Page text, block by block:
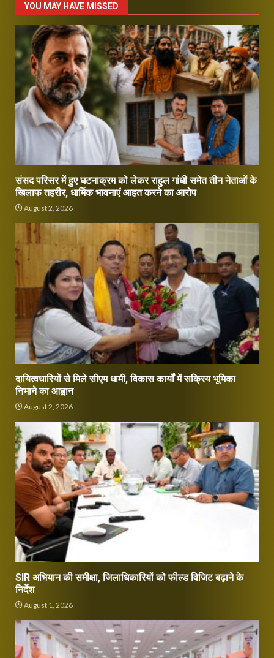
YOU MAY HAVE MISSED
संसद परिसर में हुए घटनाक्रम को लेकर राहुल गांधी समेत तीन नेताओं के
खिलाफ तहरीर, धार्मिक भावनाएं आहत करने का आरोप
August 2, 2026
दायित्वधारियों से मिले सीएम धामी, विकास कार्यों में सक्रिय भूमिका
निभाने का आह्वान
August 2, 2026
SIR अभियान की समीक्षा, जिलाधिकारियों को फील्ड विजिट बढ़ाने के
निर्देश
August 1, 2026